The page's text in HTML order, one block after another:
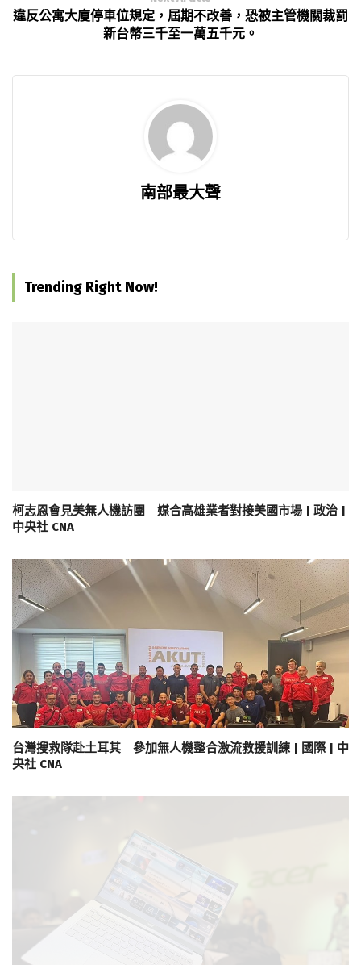
違反公寓大廈停車位規定，屆期不改善，恐被主管機關裁罰
新台幣三千至一萬五千元。
南部最大聲
Trending Right Now!
柯志恩會見美無人機訪團 媒合高雄業者對接美國市場 | 政治 |
中央社 CNA
台灣搜救隊赴土耳其 參加無人機整合激流救援訓練 | 國際 | 中
央社 CNA